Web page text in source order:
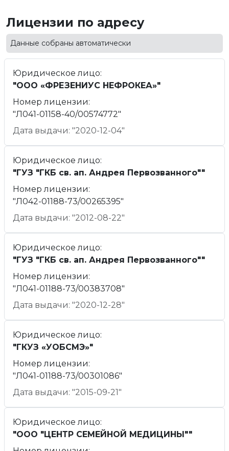
Лицензии по адресу
Данные собраны автоматически
Юридическое лицо:
"ООО «ФРЕЗЕНИУС НЕФРОКЕА»"
Номер лицензии:
"Л041-01158-40/00574772"
Дата выдачи: "2020-12-04"
Юридическое лицо:
"ГУЗ "ГКБ св. ап. Андрея Первозванного""
Номер лицензии:
"Л042-01188-73/00265395"
Дата выдачи: "2012-08-22"
Юридическое лицо:
"ГУЗ "ГКБ св. ап. Андрея Первозванного""
Номер лицензии:
"Л041-01188-73/00383708"
Дата выдачи: "2020-12-28"
Юридическое лицо:
"ГКУЗ «УОБСМЭ»"
Номер лицензии:
"Л041-01188-73/00301086"
Дата выдачи: "2015-09-21"
Юридическое лицо:
"ООО "ЦЕНТР СЕМЕЙНОЙ МЕДИЦИНЫ""